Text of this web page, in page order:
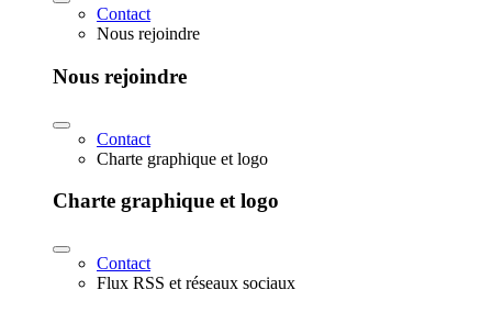
Contact
Nous rejoindre
Nous rejoindre
Contact
Charte graphique et logo
Charte graphique et logo
Contact
Flux RSS et réseaux sociaux